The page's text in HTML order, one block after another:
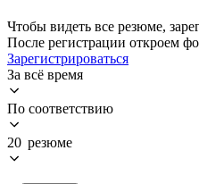
Чтобы видеть все резюме,
После регистрации откроем
Зарегистрироваться
За всё время
По соответствию
20 резюме